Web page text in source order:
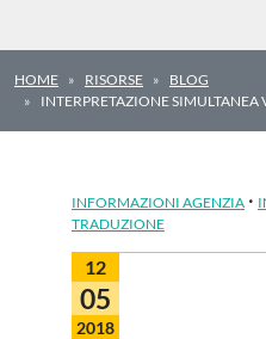
HOME RISORSE
BLOG
INTERPRETAZIONE SIMULTANEA
INFORMAZIONI AGENZIA ·
TRADUZIONE
12
05
2018